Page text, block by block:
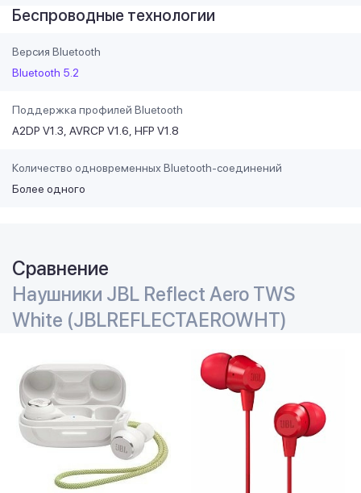
Беспроводные технологии
Версия Bluetooth
Bluetooth 5.2
Поддержка профилей Bluetooth
A2DP V1.3 AVRCP V1.6 HFP V1.8
Количество одновременных Bluetooth-соединений
Более одного
Сравнение
Наушники JBL Reflect Aero TWS
White (JBLREFLECTAEROWHT)